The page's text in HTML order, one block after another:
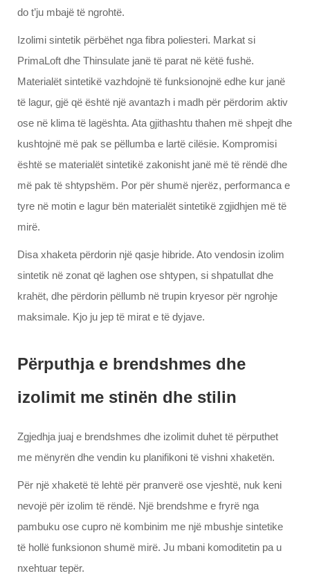
do t’ju mbajë të ngrohtë.
Izolimi sintetik përbëhet nga fibra poliesteri. Markat si
PrimaLoft dhe Thinsulate janë të parat në këtë fushë.
Materialët sintetikë vazhdojnë të funksionojnë edhe kur janë
të lagur, gjë që është një avantazh i madh për përdorim aktiv
ose në klima të lagështa. Ata gjithashtu thahen më shpejt dhe
kushtojnë më pak se pëllumba e lartë cilësie. Kompromisi
është se materialët sintetikë zakonisht janë më të rëndë dhe
më pak të shtypshëm. Por për shumë njerëz, performanca e
tyre në motin e lagur bën materialët sintetikë zgjidhjen më të
mirë.
Disa xhaketa përdorin një qasje hibride. Ato vendosin izolim
sintetik në zonat që laghen ose shtypen, si shpatullat dhe
krahët, dhe përdorin pëllumb në trupin kryesor për ngrohje
maksimale. Kjo ju jep të mirat e të dyjave.
Përputhja e brendshmes dhe
izolimit me stinën dhe stilin
Zgjedhja juaj e brendshmes dhe izolimit duhet të përputhet
me mënyrën dhe vendin ku planifikoni të vishni xhaketën.
Për një xhaketë të lehtë për pranverë ose vjeshtë, nuk keni
nevojë për izolim të rëndë. Një brendshme e fryrë nga
pambuku ose cupro në kombinim me një mbushje sintetike
të hollë funksionon shumë mirë. Ju mbani komoditetin pa u
nxehtuar tepër.